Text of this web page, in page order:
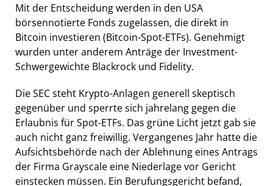
Mit der Entscheidung werden in den USA
börsennotierte Fonds zugelassen, die direkt in
Bitcoin investieren (Bitcoin-Spot-ETFs). Genehmigt
wurden unter anderem Anträge der Investment-
Schwergewichte Blackrock und Fidelity.
Die SEC steht Krypto-Anlagen generell skeptisch
gegenüber und sperrte sich jahrelang gegen die
Erlaubnis für Spot-ETFs. Das grüne Licht jetzt gab sie
auch nicht ganz freiwillig. Vergangenes Jahr hatte die
Aufsichtsbehörde nach der Ablehnung eines Antrags
der Firma Grayscale eine Niederlage vor Gericht
einstecken müssen. Ein Berufungsgericht befand,